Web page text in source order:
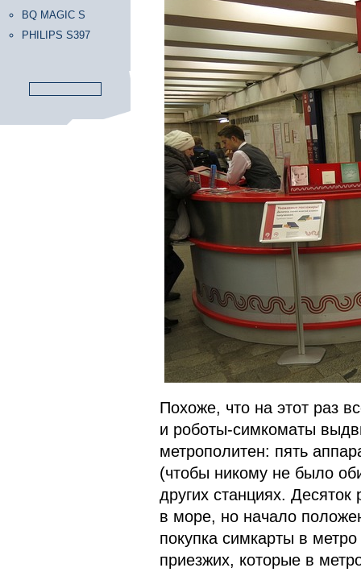
BQ MAGIC S
PHILIPS S397
Похоже, что на этот раз
и роботы-симкоматы
метрополитен: пять
(чтобы никому не было
других станциях.
в море, но начало
покупка симкарты в
приезжих, которые в